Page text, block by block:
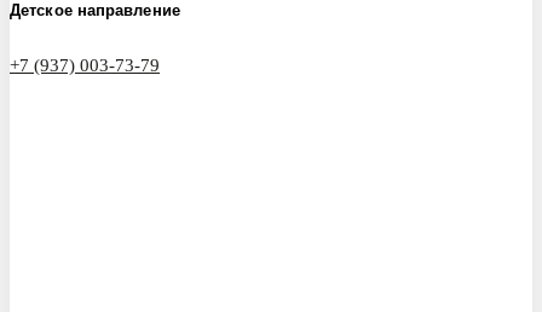
Детское направление
+7 (937) 003-73-79